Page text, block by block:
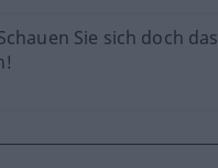
Sie sich doch das